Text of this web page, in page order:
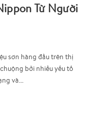
Từ Người
sơn hàng đầu trên thị
bởi nhiều yếu tố
và...